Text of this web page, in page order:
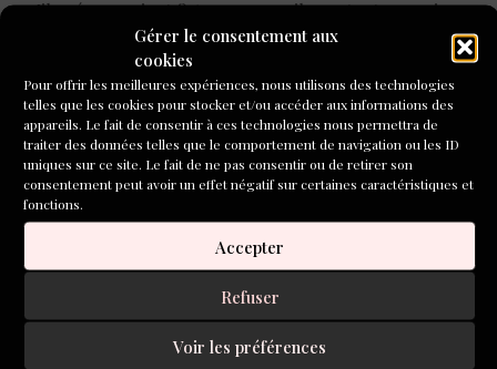
Gérer le consentement aux
cookies
Pour offrir les meilleures expériences, nous utilisons des technologies
telles que les cookies pour stocker et/ou accéder aux informations des
appareils. Le fait de consentir à ces technologies nous permettra de
traiter des données telles que le comportement de navigation ou les ID
uniques sur ce site. Le fait de ne pas consentir ou de retirer son
consentement peut avoir un effet négatif sur certaines caractéristiques et
fonctions.
Accepter
Refuser
Voir les préférences
qu’ils réprouvaient ? A mon sens ils partent convaincus,
la guerre leur paraît être une guerre juste, ils ont une foi
sincère dans la lutte qu’ils vont mener. Mais en effet,
personne n’est préparé à cette guerre qui va déjouer
tous les pronostics. Elle devient une guerre non de
mouvements mais de positions, de tranchées donc, elle
dure plus de quatre ans, elle devient totalement
imprévisible et prend tout le monde à contrepied. Le
monde entier est plongé dans un événement
imprévisible et d’une grande barbarie.
Vous avez inventé l’escroquerie des monuments aux
morts, mais la folie commémorative que vous évoquez
est –elle un fait historique avéré ?